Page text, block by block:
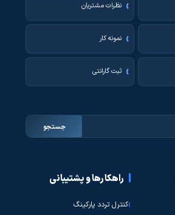
نظرات مشتریان
نمونه کار
ثبت گارانتی
جستجو
راهکارها و پشتیبانی
کنترل تردد پارکینگ